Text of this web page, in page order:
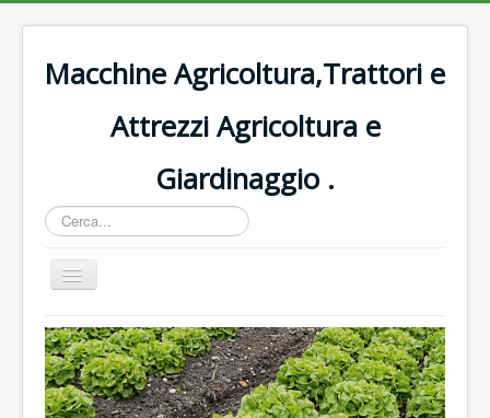
Macchine Agricoltura,Trattori e
Attrezzi Agricoltura e
Giardinaggio .
Cerca...
Cambia
navigazione
Home
Decespugliatori Oleomac
Rasaerba